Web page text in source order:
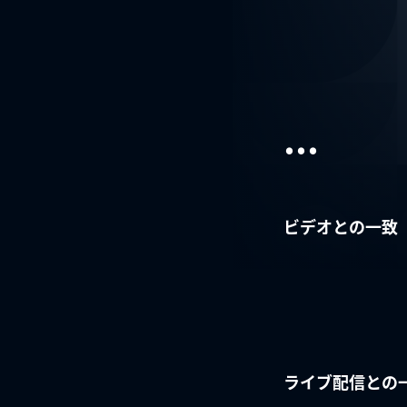
...
ビデオとの一致
ライブ配信との